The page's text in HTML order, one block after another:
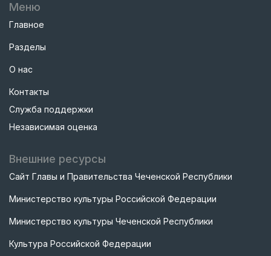
Меню
Главное
Разделы
О нас
Контакты
Служба поддержки
Независимая оценка
Внешние ресурсы
Сайт Главы и Правительства Чеченской Республики
Министерство культуры Российской Федерации
Министерство культуры Чеченской Республики
Культура Российской Федерации